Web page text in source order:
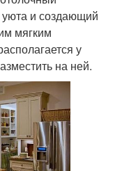
и создающий
мягким
у
на ней.